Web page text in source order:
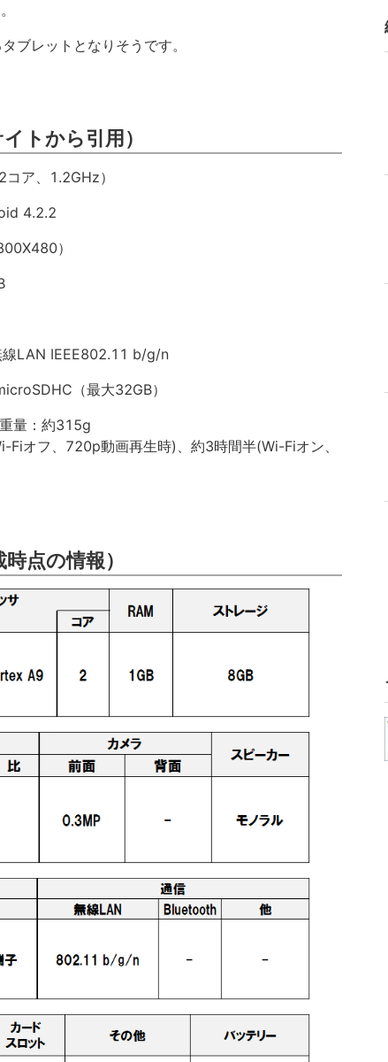
ブレットとなりそうです。
トから引用）
ア、1.2GHz）
4.2.2
）
線LAN IEEE802.11 b/g/n
（最大32GB）
量：約315g
Fiオフ、720p動画再生時)、約3時間半(Wi-Fiオン、
点の情報）